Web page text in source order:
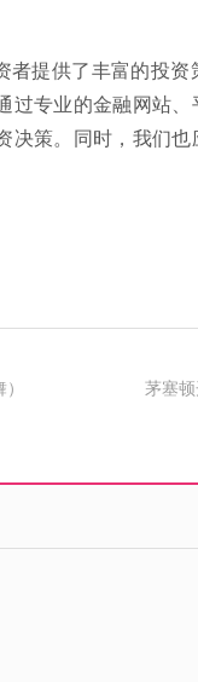
提供了丰富的投
专业的金融网站
策。同时，我们
茅塞